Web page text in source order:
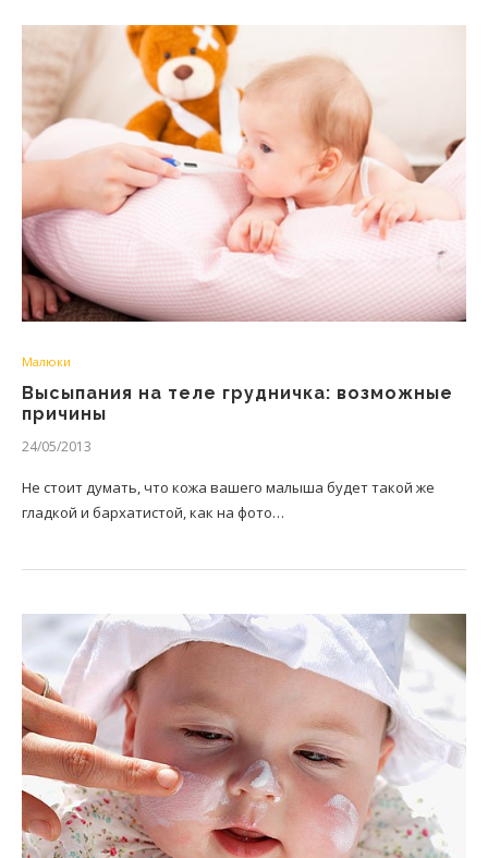
Малюки
Высыпания на теле грудничка: возможные
причины
24/05/2013
Не стоит думать, что кожа вашего малыша будет такой же
гладкой и бархатистой, как на фото…